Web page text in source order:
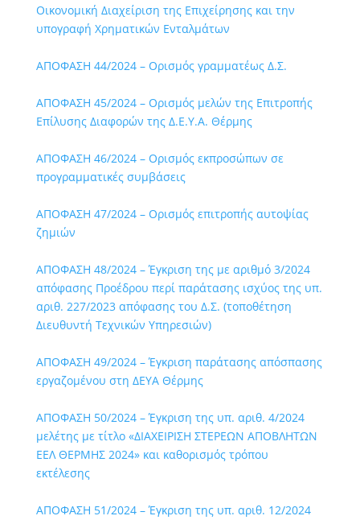
Οικονομική Διαχείριση της Επιχείρησης και την
υπογραφή Χρηματικών Ενταλμάτων
ΑΠΟΦΑΣΗ 44/2024 – Ορισμός γραμματέως Δ.Σ.
ΑΠΟΦΑΣΗ 45/2024 – Ορισμός μελών της Επιτροπής
Επίλυσης Διαφορών της Δ.Ε.Υ.Α. Θέρμης
ΑΠΟΦΑΣΗ 46/2024 – Ορισμός εκπροσώπων σε
προγραμματικές συμβάσεις
ΑΠΟΦΑΣΗ 47/2024 – Ορισμός επιτροπής αυτοψίας
ζημιών
ΑΠΟΦΑΣΗ 48/2024 – Έγκριση της με αριθμό 3/2024
απόφασης Προέδρου περί παράτασης ισχύος της υπ.
αριθ. 227/2023 απόφασης του Δ.Σ. (τοποθέτηση
Διευθυντή Τεχνικών Υπηρεσιών)
ΑΠΟΦΑΣΗ 49/2024 – Έγκριση παράτασης απόσπασης
εργαζομένου στη ΔΕΥΑ Θέρμης
ΑΠΟΦΑΣΗ 50/2024 – Έγκριση της υπ. αριθ. 4/2024
μελέτης με τίτλο «ΔΙΑΧΕΙΡΙΣΗ ΣΤΕΡΕΩΝ ΑΠΟΒΛΗΤΩΝ
ΕΕΛ ΘΕΡΜΗΣ 2024» και καθορισμός τρόπου
εκτέλεσης
ΑΠΟΦΑΣΗ 51/2024 – Έγκριση της υπ. αριθ. 12/2024